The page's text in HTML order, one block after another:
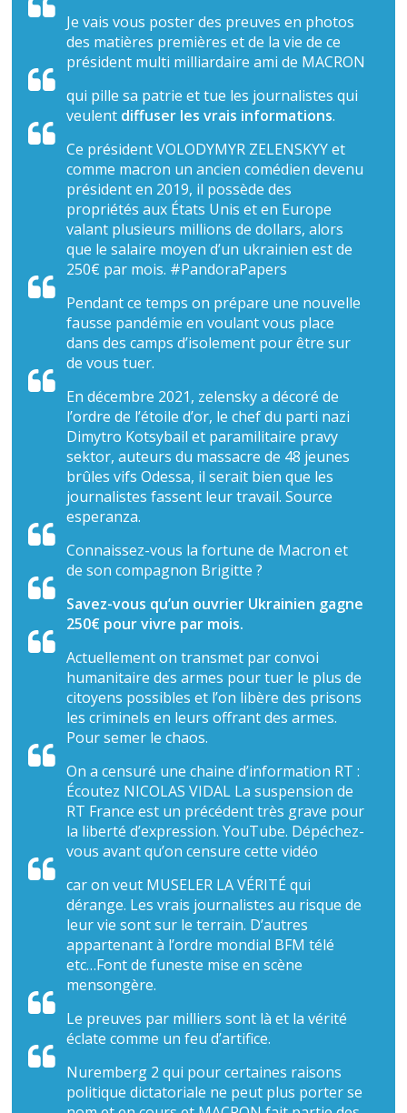
Je vais vous poster des preuves en photos
des matières premières et de la vie de ce
président multi milliardaire ami de MACRON
qui pille sa patrie et tue les journalistes qui
veulent diffuser les vrais informations.
Ce président VOLODYMYR ZELENSKYY et
comme macron un ancien comédien devenu
président en 2019, il possède des
propriétés aux États Unis et en Europe
valant plusieurs millions de dollars, alors
que le salaire moyen d’un ukrainien est de
250€ par mois. #PandoraPapers
Pendant ce temps on prépare une nouvelle
fausse pandémie en voulant vous place
dans des camps d’isolement pour être sur
de vous tuer.
En décembre 2021, zelensky a décoré de
l’ordre de l’étoile d’or, le chef du parti nazi
Dimytro Kotsybail et paramilitaire pravy
sektor, auteurs du massacre de 48 jeunes
brûles vifs Odessa, il serait bien que les
journalistes fassent leur travail. Source
esperanza.
Connaissez-vous la fortune de Macron et
de son compagnon Brigitte ?
Savez-vous qu’un ouvrier Ukrainien gagne
250€ pour vivre par mois.
Actuellement on transmet par convoi
humanitaire des armes pour tuer le plus de
citoyens possibles et l’on libère des prisons
les criminels en leurs offrant des armes.
Pour semer le chaos.
On a censuré une chaine d’information RT :
Écoutez NICOLAS VIDAL La suspension de
RT France est un précédent très grave pour
la liberté d’expression. YouTube. Dépéchez-
vous avant qu’on censure cette vidéo
car on veut MUSELER LA VÉRITÉ qui
dérange. Les vrais journalistes au risque de
leur vie sont sur le terrain. D’autres
appartenant à l’ordre mondial BFM télé
etc…Font de funeste mise en scène
mensongère.
Le preuves par milliers sont là et la vérité
éclate comme un feu d’artifice.
Nuremberg 2 qui pour certaines raisons
politique dictatoriale ne peut plus porter se